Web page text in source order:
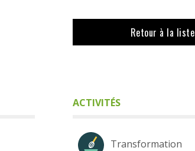
Retour à la liste
ACTIVITÉS
Transformation